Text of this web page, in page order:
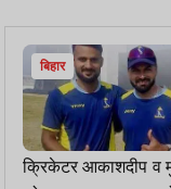
बिहार
क्रिकेटर आकाशदीप व